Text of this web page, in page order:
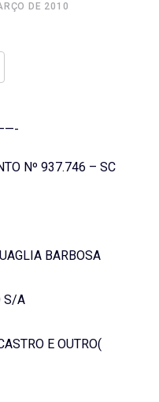
DE 2010
Nº 937.746 – SC
BARBOSA
S/A
E OUTRO(